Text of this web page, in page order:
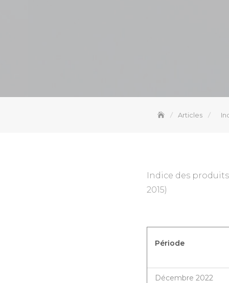
Articles
Indice des
2015)
Période
Décembre 2022